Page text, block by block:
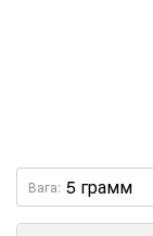
Вага: